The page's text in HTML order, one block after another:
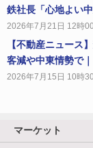
鉄社長「心地よい
2026年7月21日 12時
【不動産ニュース
客減や中東情勢で
2026年7月15日 10時
マーケット